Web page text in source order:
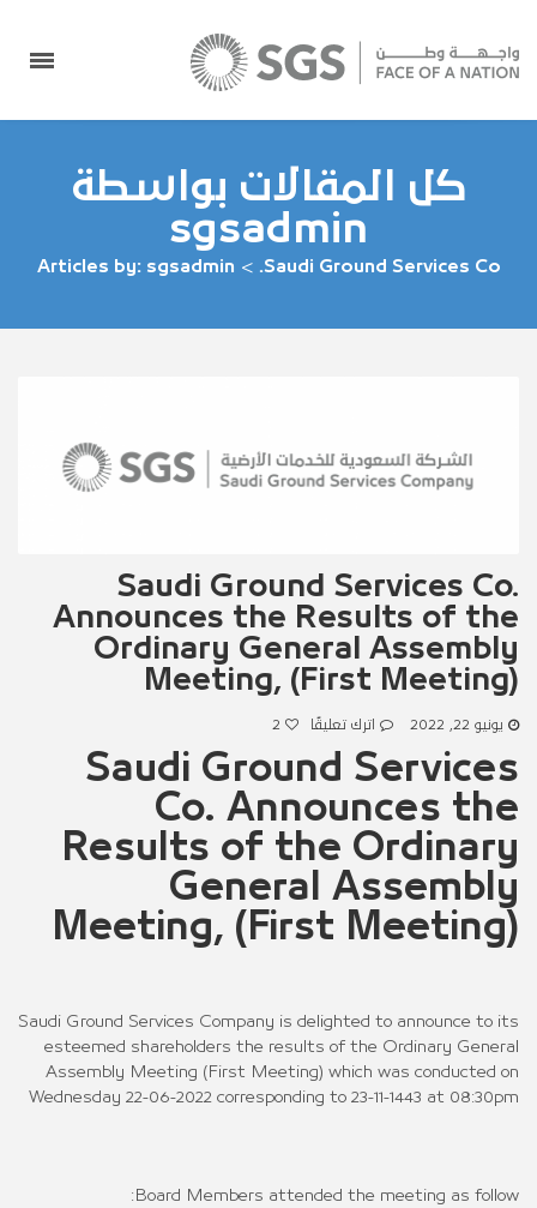
كل المقالات بواسطة
sgsadmin
Saudi Ground Services Co.
>
Articles by: sgsadmin
Saudi Ground Services Co.
Announces the Results of the
Ordinary General Assembly
Meeting, (First Meeting)
يونيو 22, 2022 اترك تعليقًا 2
Saudi Ground Services
Co. Announces the
Results of the Ordinary
General Assembly
Meeting, (First Meeting)
Saudi Ground Services Company is delighted to announce to its
esteemed shareholders the results of the Ordinary General
Assembly Meeting (First Meeting) which was conducted on
Wednesday 22-06-2022 corresponding to 23-11-1443 at 08:30pm
Board Members attended the meeting as follow: